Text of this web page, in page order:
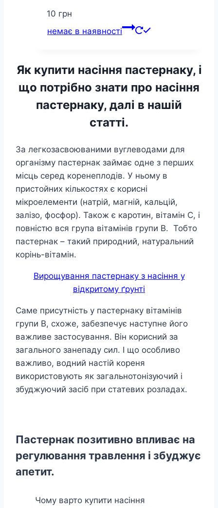
10 грн
немає в наявності
Як купити насіння пастернаку, і
що потрібно знати про насіння
пастернаку, далі в нашій
статті.
За легкозасвоюваними вуглеводами для
організму пастернак займає одне з перших
місць серед коренеплодів. У ньому в
пристойних кількостях є корисні
мікроелементи (натрій, магній, кальцій,
залізо, фосфор). Також є каротин, вітамін С, і
повністю вся група вітамінів групи В. Тобто
пастернак – такий природний, натуральний
корінь-вітамін.
Вирощування пастернаку з насіння у
відкритому ґрунті
Саме присутність у пастернаку вітамінів
групи В, схоже, забезпечує наступне його
важливе застосування. Він корисний за
загального занепаду сил. І що особливо
важливо, водний настій кореня
використовують як загальнотонізуючий і
збуджуючий засіб при статевих розладах.
Пастернак позитивно впливає на
регулювання травлення і збуджує
апетит.
Чому варто купити насіння